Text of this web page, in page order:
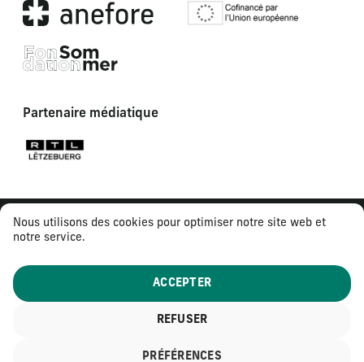
Nous utilisons des cookies pour optimiser notre site web et
notre service.
ACCEPTER
REFUSER
PRÉFÉRENCES
Partenaire médiatique